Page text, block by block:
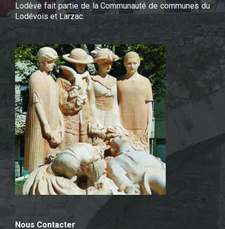
Lodève fait partie de la Communauté de communes du
Lodévois et Larzac.
Nous Contacter